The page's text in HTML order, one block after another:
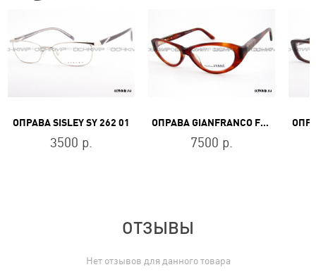
ОПРАВА SISLEY SY 262 01
3500 р.
ОПРАВА GIANFRANCO FERRE FG 002 02
7500 р.
ОТЗЫВЫ
Нет отзывов для данного товара